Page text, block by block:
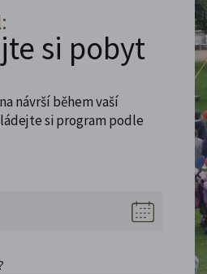
si pobyt
návrší během vaší
si program podle